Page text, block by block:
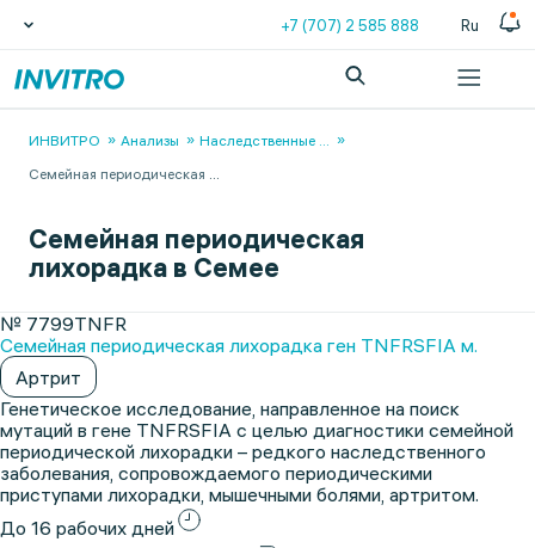
+7 (707) 2 585 888 Ru
ИНВИТРО Анализы Наследственные ...
Семейная периодическая ...
Семейная периодическая
лихорадка в Семее
№ 7799TNFR
Семейная периодическая лихорадка ген TNFRSFIA м.
Артрит
Генетическое исследование, направленное на поиск
мутаций в гене TNFRSFIA с целью диагностики семейной
периодической лихорадки – редкого наследственного
заболевания, сопровождаемого периодическими
приступами лихорадки, мышечными болями, артритом.
До 16 рабочих дней